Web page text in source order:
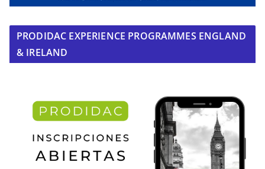
PRODIDAC EXPERIENCE PROGRAMMES ENGLAND
& IRELAND